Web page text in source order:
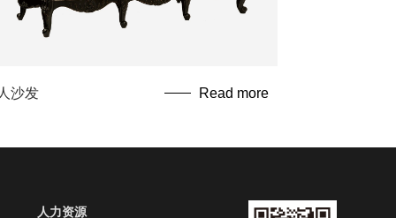
沙发 Read more
人力资源